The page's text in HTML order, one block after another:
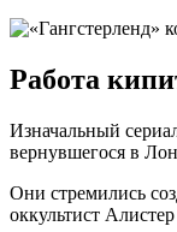
Работа
Изначальный
вернувшегося в
Они стремились
оккультист